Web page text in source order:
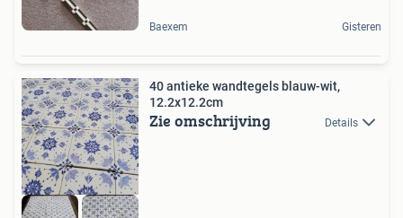
Baexem Gisteren
40 antieke wandtegels blauw-wit,
12.2x12.2cm
Zie omschrijving Details